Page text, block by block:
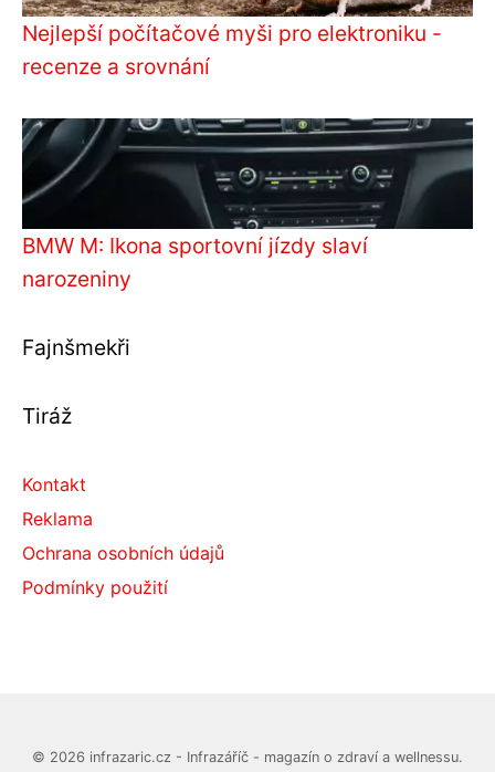
Nejlepší počítačové myši pro elektroniku -
recenze a srovnání
BMW M: Ikona sportovní jízdy slaví
narozeniny
Fajnšmekři
Tiráž
Kontakt
Reklama
Ochrana osobních údajů
Podmínky použití
© 2026 infrazaric.cz - Infrazáříč - magazín o zdraví a wellnessu.